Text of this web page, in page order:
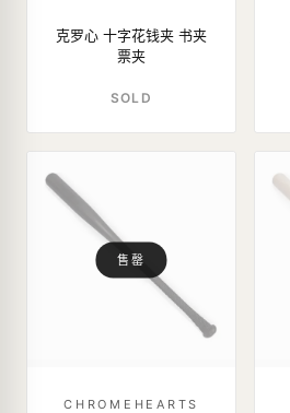
克罗心 十字花钱夹 书夹
票夹
SOLD
售罄
CHROMEHEARTS